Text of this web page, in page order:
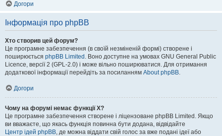
Догори
Інформація про phpBB
Хто створив цей форум?
Це програмне забезпечення (в своїй незміненій формі) створене і
поширюється phpBB Limited . Воно доступне на умовах GNU General Public
Licence, версії 2 (GPL-2.0) і може вільно поширюватися. Для отримання
додаткової інформації перейдіть за посиланням About phpBB.
Догори
Чому на форумі немає функції X?
Це програмне забезпечення створене і ліцензоване phpBB Limited. Якщо
ви вважаєте, що якась функція повинна бути додана, відвідайте
Центр ідей phpBB, де можна віддати свій голос за вже подані ідеї або